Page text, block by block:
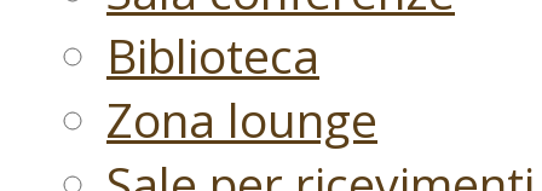
Biblioteca
Zona lounge